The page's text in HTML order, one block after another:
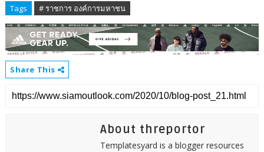
Tags # ราชการ องค์การมหาชน
Share This
About threportor
Templatesyard is a blogger resources